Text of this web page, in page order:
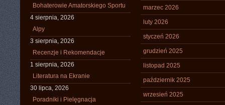
Bohaterowie Amatorskiego Sportu
4 sierpnia, 2026
Alpy
3 sierpnia, 2026
Recenzje i Rekomendacje
1 sierpnia, 2026
Literatura na Ekranie
30 lipca, 2026
Poradniki i Pielęgnacja
marzec 2026
luty 2026
styczeń 2026
grudzień 2025
listopad 2025
październik 2025
wrzesień 2025